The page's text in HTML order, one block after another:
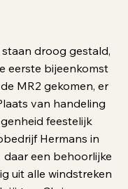
staan droog gestald,
eerste bijeenkomst
MR2 gekomen, er
van handeling
feestelijk
Hermans in
daar een behoorlijke
uit alle windstreken